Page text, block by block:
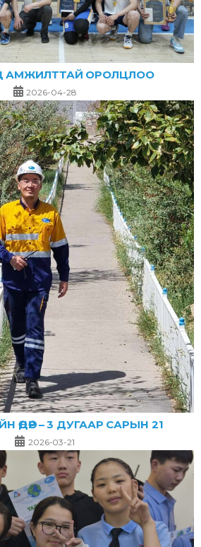
АМЖИЛТТАЙ ОРОЛЦЛОО
2026-04-28
ӨДӨР – 3 ДУГААР САРЫН 21
2026-03-21